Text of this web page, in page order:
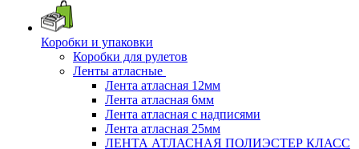
Коробки и упаковки
Коробки для рулетов
Ленты атласные
Лента атласная 12мм
Лента атласная 6мм
Лента атласная с надписями
Лента атласная 25мм
ЛЕНТА АТЛАСНАЯ ПОЛИЭСТЕР КЛАСС